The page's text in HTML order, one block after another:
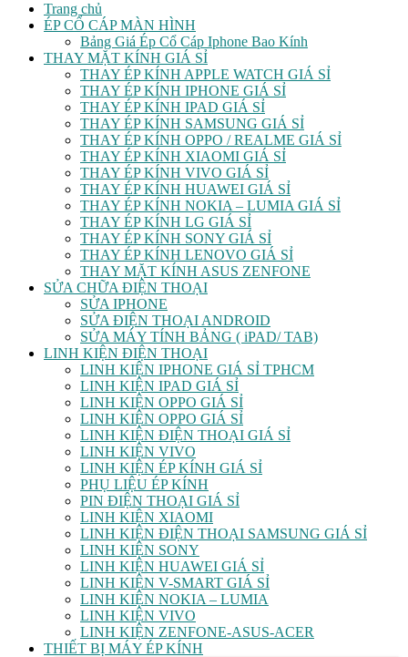
Trang chủ
ÉP CỔ CÁP MÀN HÌNH
Bảng Giá Ép Cổ Cáp Iphone Bao Kính
THAY MẶT KÍNH GIÁ SỈ
THAY ÉP KÍNH APPLE WATCH GIÁ SỈ
THAY ÉP KÍNH IPHONE GIÁ SỈ
THAY ÉP KÍNH IPAD GIÁ SỈ
THAY ÉP KÍNH SAMSUNG GIÁ SỈ
THAY ÉP KÍNH OPPO / REALME GIÁ SỈ
THAY ÉP KÍNH XIAOMI GIÁ SỈ
THAY ÉP KÍNH VIVO GIÁ SỈ
THAY ÉP KÍNH HUAWEI GIÁ SỈ
THAY ÉP KÍNH NOKIA – LUMIA GIÁ SỈ
THAY ÉP KÍNH LG GIÁ SỈ
THAY ÉP KÍNH SONY GIÁ SỈ
THAY ÉP KÍNH LENOVO GIÁ SỈ
THAY MẶT KÍNH ASUS ZENFONE
SỬA CHỮA ĐIỆN THOẠI
SỬA IPHONE
SỬA ĐIỆN THOẠI ANDROID
SỬA MÁY TÍNH BẢNG ( iPAD/ TAB)
LINH KIỆN ĐIỆN THOẠI
LINH KIỆN IPHONE GIÁ SỈ TPHCM
LINH KIỆN IPAD GIÁ SỈ
LINH KIỆN OPPO GIÁ SỈ
LINH KIỆN OPPO GIÁ SỈ
LINH KIỆN ĐIỆN THOẠI GIÁ SỈ
LINH KIỆN VIVO
LINH KIỆN ÉP KÍNH GIÁ SỈ
PHỤ LIỆU ÉP KÍNH
PIN ĐIỆN THOẠI GIÁ SỈ
LINH KIỆN XIAOMI
LINH KIỆN ĐIỆN THOẠI SAMSUNG GIÁ SỈ
LINH KIỆN SONY
LINH KIỆN HUAWEI GIÁ SỈ
LINH KIỆN V-SMART GIÁ SỈ
LINH KIỆN NOKIA – LUMIA
LINH KIỆN VIVO
LINH KIỆN ZENFONE-ASUS-ACER
THIẾT BỊ MÁY ÉP KÍNH